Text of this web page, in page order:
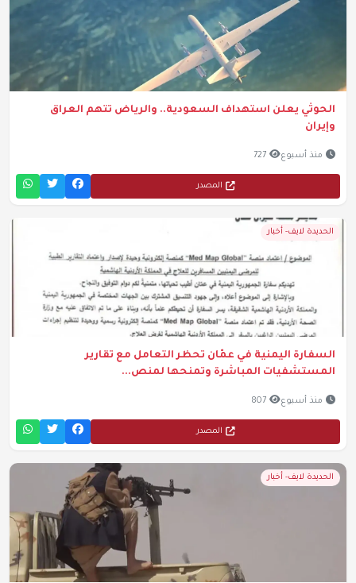
الحوثي يعلن استهداف السعودية.. والرياض تتهم العراق
وإيران
منذ أسبوع 727
المصدر
الحديدة لايف- أخبار
السفارة اليمنية في عمّان تحظر التعامل مع تقارير
المستشفيات المباشرة وتمنحها لمنص...
منذ أسبوع 807
المصدر
الحديدة لايف- أخبار